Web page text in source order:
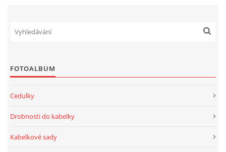
FOTOALBUM
Cedulky
Drobnosti do kabelky
Kabelkové sady